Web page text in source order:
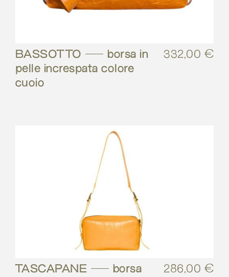
BASSOTTO – borsa in
pelle increspata colore
cuoio
332,00 €
TASCAPANE – borsa
286,00 €